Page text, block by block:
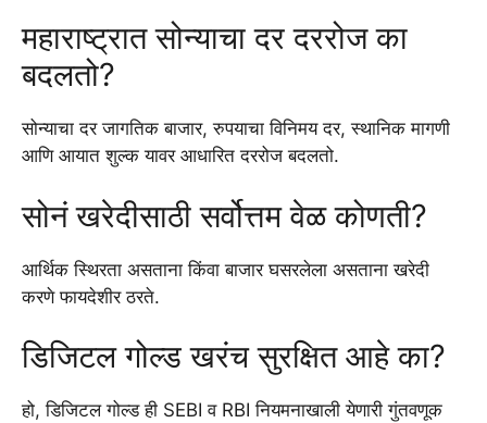
महाराष्ट्रात सोन्याचा दर दररोज का
बदलतो?
सोन्याचा दर जागतिक बाजार, रुपयाचा विनिमय दर, स्थानिक मागणी
आणि आयात शुल्क यावर आधारित दररोज बदलतो.
सोनं खरेदीसाठी सर्वोत्तम वेळ कोणती?
आर्थिक स्थिरता असताना किंवा बाजार घसरलेला असताना खरेदी
करणे फायदेशीर ठरते.
डिजिटल गोल्ड खरंच सुरक्षित आहे का?
हो, डिजिटल गोल्ड ही SEBI व RBI नियमनाखाली येणारी गुंतवणूक